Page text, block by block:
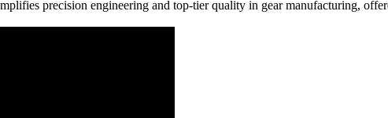
precision engineering and top-tier quality in gear manufacturing,